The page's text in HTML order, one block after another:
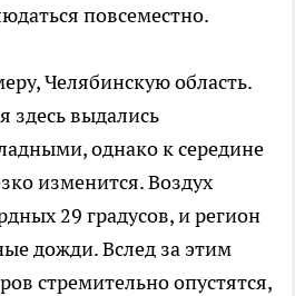
повсеместно.
Челябинскую область.
здесь выдались
однако к середине
изменится. Воздух
29 градусов, и регион
дожди. Вслед за этим
стремительно опустятся,